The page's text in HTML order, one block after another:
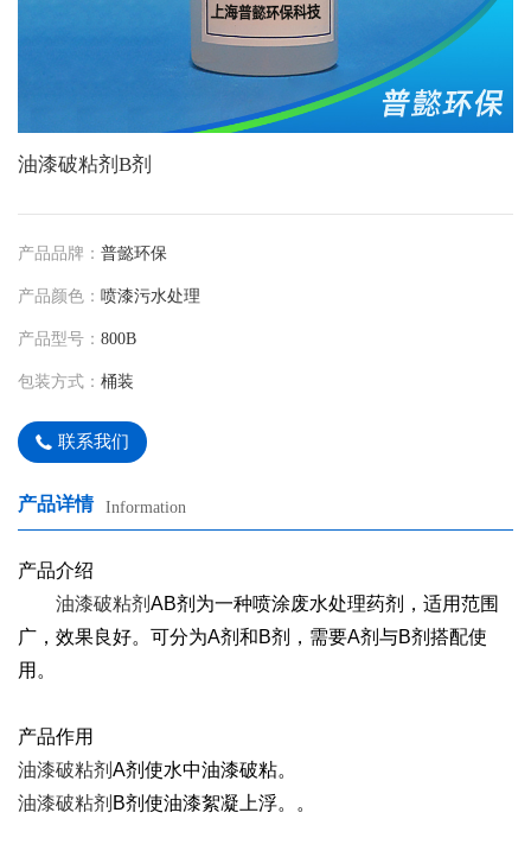
油漆破粘剂B剂
产品品牌： 普懿环保
产品颜色： 喷漆污水处理
产品型号： 800B
包装方式： 桶装
联系我们
产品详情 Information
产品介绍
油漆破粘剂 AB剂为一种喷涂废水处理药剂，适用范围
广，效果良好。可分为A剂和B剂，需要A剂与B剂搭配使
用。
产品作用
油漆破粘剂 A剂使水中油漆破粘。
油漆破粘剂 B剂使油漆絮凝上浮。。